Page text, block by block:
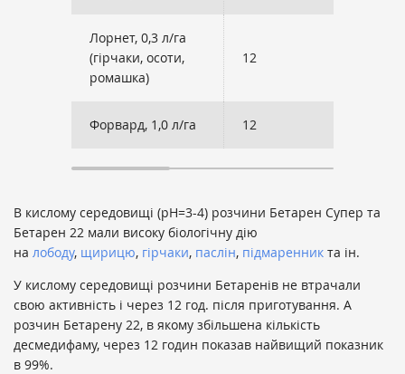
Лорнет, 0,3 л/га
(гірчаки, осоти,
ромашка)
12
Форвард, 1,0 л/га 12
В кислому середовищі (рН=3-4) розчини Бетарен Супер та
Бетарен 22 мали високу біологічну дію
на лободу, щирицю, гірчаки, паслін, підмаренник та ін.
У кислому середовищі розчини Бетаренів не втрачали
свою активність і через 12 год. після приготування. А
розчин Бетарену 22, в якому збільшена кількість
десмедифаму, через 12 годин показав найвищий показник
в 99%.